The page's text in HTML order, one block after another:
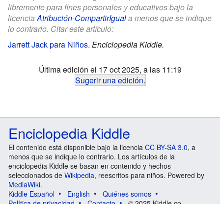
libremente para fines personales y educativos bajo la
licenciaAtribución-CompartirIguala menos que se indique
lo contrario. Citar este artículo:
Jarrett Jack para Niños. Enciclopedia Kiddle.
Última edición el 17 oct 2025, a las 11:19
Sugerir una edición.
Enciclopedia Kiddle
El contenido está disponible bajo la licencia CC BY-SA 3.0, a
menos que se indique lo contrario. Los artículos de la
enciclopedia Kiddle se basan en contenido y hechos
seleccionados de Wikipedia, reescritos para niños. Powered by
MediaWiki.
Kiddle Español
English
Quiénes somos